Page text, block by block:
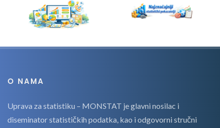
O NAMA
Uprava za statistiku – MONSTAT je glavni nosilac i
diseminator statističkih podatka, kao i odgovorni stručni